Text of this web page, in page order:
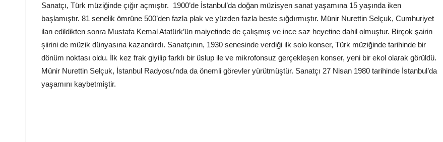
Sanatçı, Türk müziğinde çığır açmıştır. 1900’de İstanbul’da doğan müzisyen sanat yaşamına 15 yaşında iken
başlamıştır. 81 senelik ömrüne 500’den fazla plak ve yüzden fazla beste sığdırmıştır. Münir Nurettin Selçuk, Cumhuriyet
ilan edildikten sonra Mustafa Kemal Atatürk’ün maiyetinde de çalışmış ve ince saz heyetine dahil olmuştur. Birçok şairin
şiirini de müzik dünyasına kazandırdı. Sanatçının, 1930 senesinde verdiği ilk solo konser, Türk müziğinde tarihinde bir
dönüm noktası oldu. İlk kez frak giyilip farklı bir üslup ile ve mikrofonsuz gerçekleşen konser, yeni bir ekol olarak görüldü.
Münir Nurettin Selçuk, İstanbul Radyosu’nda da önemli görevler yürütmüştür. Sanatçı 27 Nisan 1980 tarihinde İstanbul’da
yaşamını kaybetmiştir.